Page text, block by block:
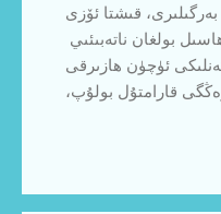
قىشتا ئۆزى
بولغان ناتەبىئىي
ئۈچۈن ھازىرقى
قارامتۇل بولۇپ،
ئاددىي كۆرۈنسىمۇ،